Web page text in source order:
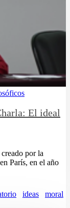
El ideal
por la
París, en el año
ideas
moral